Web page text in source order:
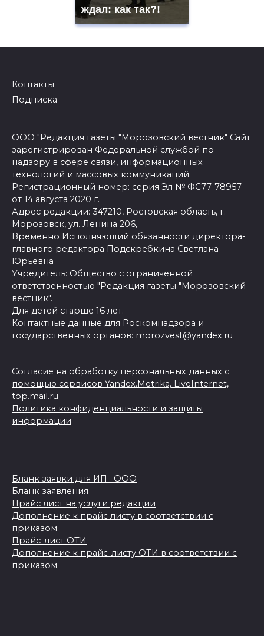
ждал: как так?!
Контакты
Подписка
ООО "Редакция газеты "Морозовский вестник" Сайт
зарегистрирован Федеральной службой по
надзору в сфере связи, информационных
технологий и массовых коммуникаций.
Регистрационный номер: серия Эл № ФС77-78957
от 14 августа 2020 г.
Адрес редакции: 347210, Ростовская область, г.
Морозовск, ул. Ленина 206,
Временно Исполняющий обязанности директора-
главного редактора Подскребкина Светлана
Юрьевна
Учредитель: Общество с ограниченной
ответственностью "Редакция газеты "Морозовский
вестник".
Для детей старше 16 лет.
Контактные данные для Роскомнадзора и
государственных органов: morozvest@yandex.ru
Согласие на обработку персональных данных с
помощью сервисов Yandex.Metrika, LiveInternet,
top.mail.ru
Политика конфиденциальности и защиты
информации
Бланк заявки для ИП_ ООО
Бланк заявления
Прайс лист на услуги редакции
Дополнение к прайс листу в соответствии с
приказом
Прайс-лист ОТИ
Дополнение к прайс-листу ОТИ в соответствии с
приказом